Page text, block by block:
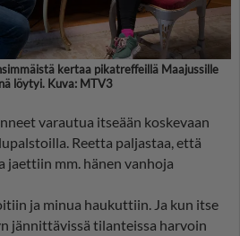
kertaa pikatreffeillä Maajussille
löytyi. Kuva: MTV3
varautua itseään koskevaan
Reetta paljastaa, että
jaettiin mm. hänen vanhoja
ja minua haukuttiin. Ja kun itse
jännittävissä tilanteissa harvoin